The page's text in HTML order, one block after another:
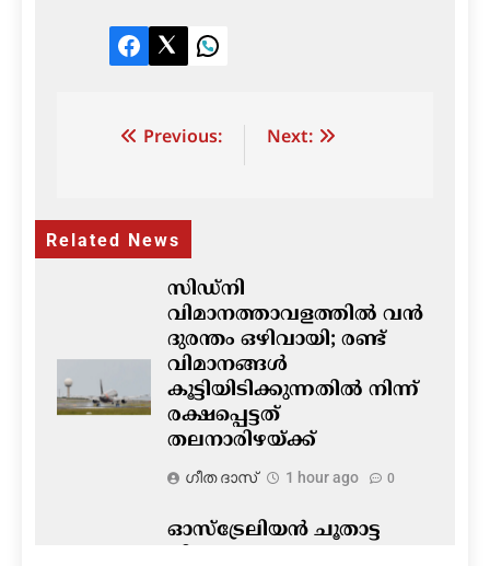
Facebook
TwitterLinkedIn
Post Previous: Next:
Related News
സിഡ്നി
വിമാനത്താവളത്തിൽ വൻ
ദുരന്തം ഒഴിവായി; രണ്ട്
വിമാനങ്ങൾ
കൂട്ടിയിടിക്കുന്നതിൽ നിന്ന്
രക്ഷപ്പെട്ടത്
തലനാരിഴയ്ക്ക്
ഗീത ദാസ്‌ 1 hour ago 0
ഓസ്ട്രേലിയൻ ചൂതാട്ട